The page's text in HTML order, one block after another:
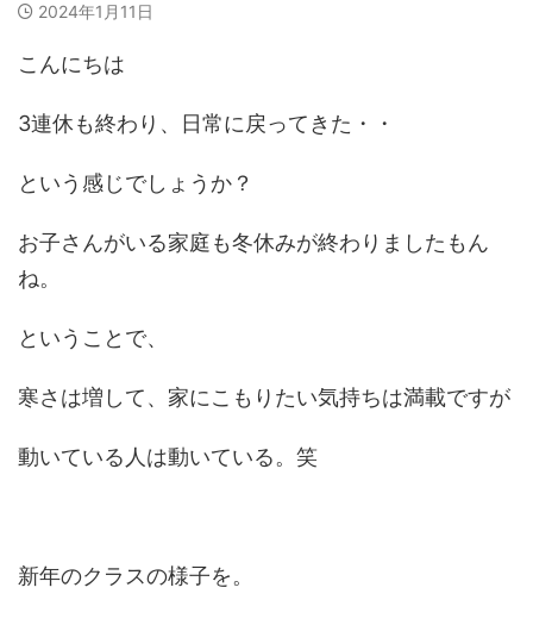
2024年1月11日
こんにちは
3連休も終わり、日常に戻ってきた・・
という感じでしょうか？
お子さんがいる家庭も冬休みが終わりましたもん
ね。
ということで、
寒さは増して、家にこもりたい気持ちは満載ですが
動いている人は動いている。笑
新年のクラスの様子を。